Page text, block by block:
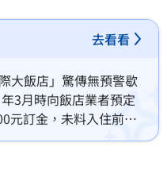
去看看
大飯店」驚傳無預警歇
3月時向飯店業者預定
元訂金，未料入住前夕
本是惡意詐欺」。經台
5萬元罰鍰並廢止登記